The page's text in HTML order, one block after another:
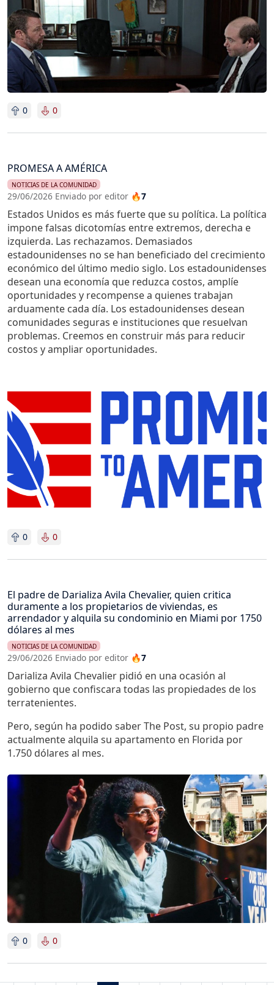
0 0
PROMESA A AMÉRICA
NOTICIAS DE LA COMUNIDAD
29/06/2026 Enviado por editor 🔥7
Estados Unidos es más fuerte que su política. La política
impone falsas dicotomías entre extremos, derecha e
izquierda. Las rechazamos. Demasiados
estadounidenses no se han beneficiado del crecimiento
económico del último medio siglo. Los estadounidenses
desean una economía que reduzca costos, amplíe
oportunidades y recompense a quienes trabajan
arduamente cada día. Los estadounidenses desean
comunidades seguras e instituciones que resuelvan
problemas. Creemos en construir más para reducir
costos y ampliar oportunidades.
0 0
El padre de Darializa Avila Chevalier, quien critica
duramente a los propietarios de viviendas, es
arrendador y alquila su condominio en Miami por 1750
dólares al mes
NOTICIAS DE LA COMUNIDAD
29/06/2026 Enviado por editor 🔥7
Darializa Avila Chevalier pidió en una ocasión al
gobierno que confiscara todas las propiedades de los
terratenientes.
Pero, según ha podido saber The Post, su propio padre
actualmente alquila su apartamento en Florida por
1.750 dólares al mes.
Imagen
0 0